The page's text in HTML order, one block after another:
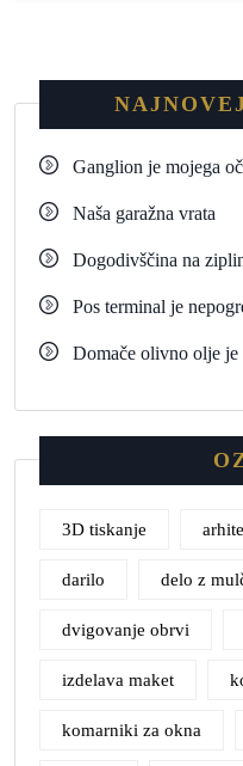
Ganglion je mojega
Naša garažna vrata
Dogodivščina na
Pos terminal je
Domače olivno olje je
3D tiskanje
darilo delo z
dvigovanje obrvi
izdelava maket
komarniki za okna